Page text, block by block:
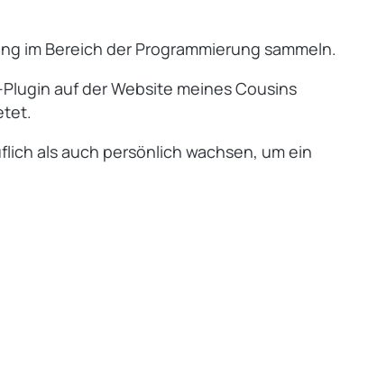
im Bereich der Programmierung sammeln.
auf der Website meines Cousins
als auch persönlich wachsen, um ein